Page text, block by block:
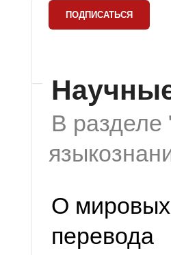
В разделе
О мировых
перевода